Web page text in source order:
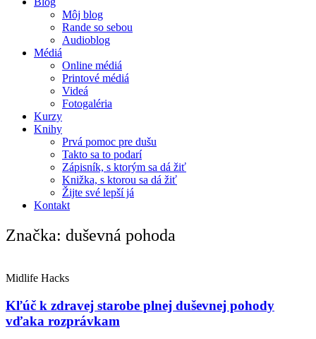
Môj blog
Rande so sebou
Audioblog
Médiá
Online médiá
Printové médiá
Videá
Fotogaléria
Kurzy
Knihy
Prvá pomoc pre dušu
Takto sa to podarí
Zápisník, s ktorým sa dá žiť
Knižka, s ktorou sa dá žiť
Žijte své lepší já
Kontakt
Značka: duševná pohoda
Midlife Hacks
Kľúč k zdravej starobe plnej duševnej pohody
vďaka rozprávkam